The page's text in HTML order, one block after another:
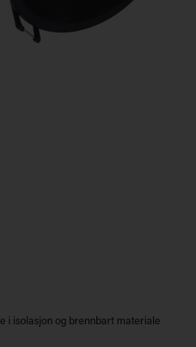
i isolasjon og brennbart materiale